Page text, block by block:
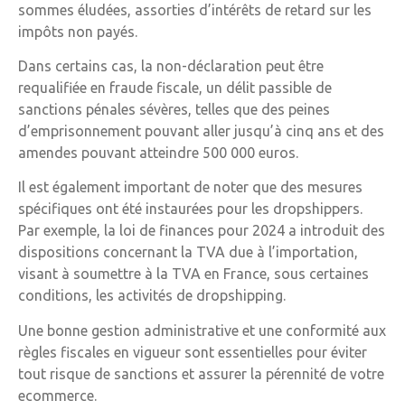
sommes éludées, assorties d’intérêts de retard sur les
impôts non payés.
Dans certains cas, la non-déclaration peut être
requalifiée en fraude fiscale, un délit passible de
sanctions pénales sévères, telles que des peines
d’emprisonnement pouvant aller jusqu’à cinq ans et des
amendes pouvant atteindre 500 000 euros.
Il est également important de noter que des mesures
spécifiques ont été instaurées pour les dropshippers.
Par exemple, la loi de finances pour 2024 a introduit des
dispositions concernant la TVA due à l’importation,
visant à soumettre à la TVA en France, sous certaines
conditions, les activités de dropshipping.
Une bonne gestion administrative et une conformité aux
règles fiscales en vigueur sont essentielles pour éviter
tout risque de sanctions et assurer la pérennité de votre
ecommerce.